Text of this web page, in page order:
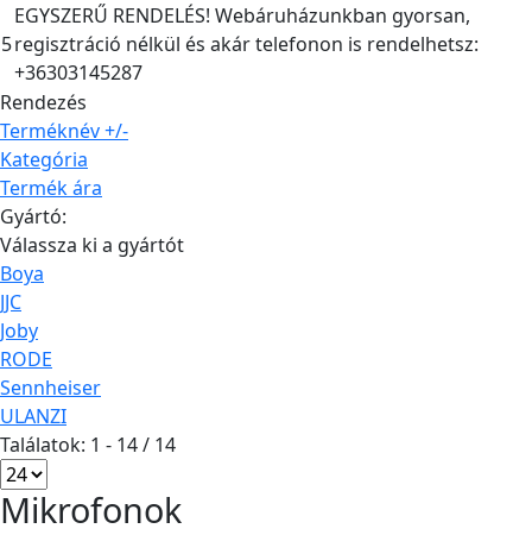
5
EGYSZERŰ RENDELÉS! Webáruházunkban gyorsan,
regisztráció nélkül és akár telefonon is rendelhetsz:
+36303145287
Rendezés
Terméknév +/-
Kategória
Termék ára
Gyártó:
Válassza ki a gyártót
Boya
JJC
Joby
RODE
Sennheiser
ULANZI
Találatok: 1 - 14 / 14
Mikrofonok